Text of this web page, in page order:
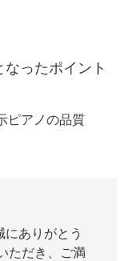
ったポイント
ピアノの品質
ありがとう
ただき、ご満